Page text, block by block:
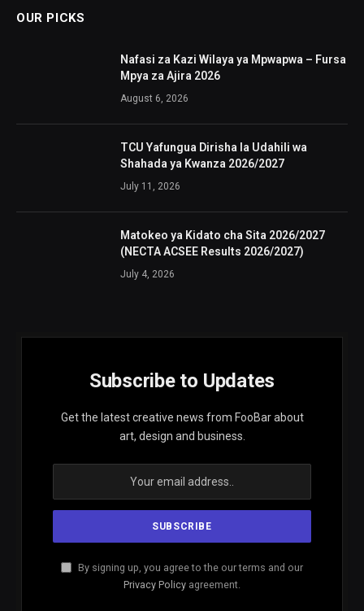
OUR PICKS
Nafasi za Kazi Wilaya ya Mpwapwa – Fursa
Mpya za Ajira 2026
August 6, 2026
TCU Yafungua Dirisha la Udahili wa
Shahada ya Kwanza 2026/2027
July 11, 2026
Matokeo ya Kidato cha Sita 2026/2027
(NECTA ACSEE Results 2026/2027)
July 4, 2026
Subscribe to Updates
Get the latest creative news from FooBar about
art, design and business.
By signing up, you agree to the our terms and our
Privacy Policy agreement.